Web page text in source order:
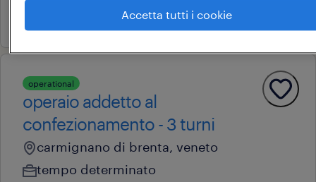
operational
operaio addetto al
confezionamento - 3 turni
carmignano di brenta, veneto
tempo determinato
Accetta tutti i cookie